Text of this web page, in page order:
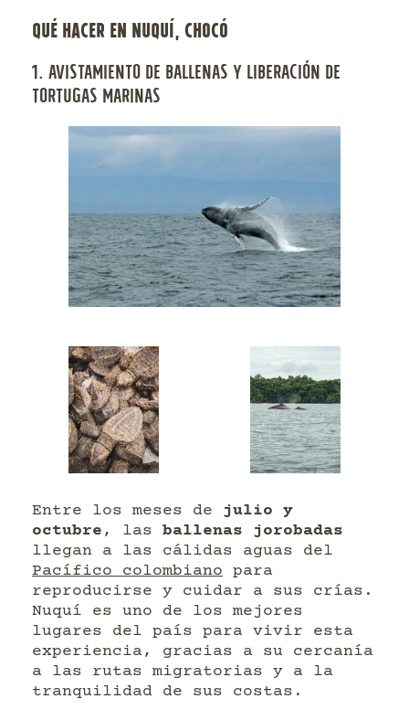
QUÉ HACER EN NUQUÍ, CHOCÓ
1. AVISTAMIENTO DE BALLENAS Y LIBERACIÓN DE
TORTUGAS MARINAS
Entre los meses de julio y
octubre , las ballenas jorobadas
llegan a las cálidas aguas del
Pacífico colombiano para
reproducirse y cuidar a sus crías.
Nuquí es uno de los mejores
lugares del país para vivir esta
experiencia, gracias a su cercanía
a las rutas migratorias y a la
tranquilidad de sus costas.